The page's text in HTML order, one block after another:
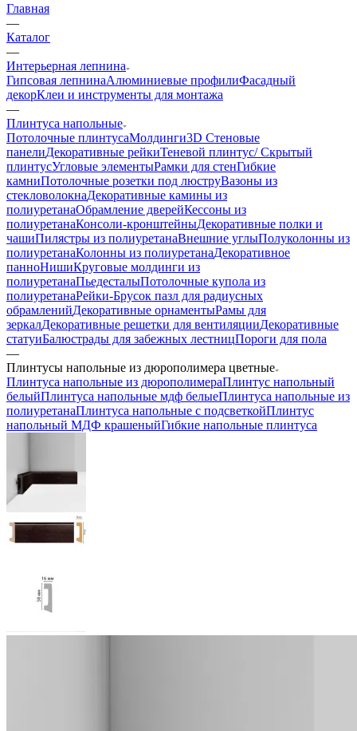
Главная
—
Каталог
—
Интерьерная лепнина
Гипсовая лепнинаАлюминиевые профилиФасадный
декорКлеи и инструменты для монтажа
—
Плинтуса напольные
Потолочные плинтусаМолдинги3D Стеновые
панелиДекоративные рейкиТеневой плинтус/ Скрытый
плинтусУгловые элементыРамки для стенГибкие
камниПотолочные розетки под люструВазоны из
стекловолокнаДекоративные камины из
полиуретанаОбрамление дверейКессоны из
полиуретанаКонсоли-кронштейныДекоративные полки и
чашиПилястры из полиуретанаВнешние углыПолуколонны из
полиуретанаКолонны из полиуретанаДекоративное
панноНишиКруговые молдинги из
полиуретанаПьедесталыПотолочные купола из
полиуретанаРейки-Брусок пазл для радиусных
обрамленийДекоративные орнаментыРамы для
зеркалДекоративные решетки для вентиляцииДекоративные
статуиБалюстрады для забежных лестницПороги для пола
—
Плинтусы напольные из дюрополимера цветные
Плинтуса напольные из дюрополимераПлинтус напольный
белыйПлинтуса напольные мдф белыеПлинтуса напольные из
полиуретанаПлинтуса напольные с подсветкойПлинтус
напольный МДФ крашеныйГибкие напольные плинтуса